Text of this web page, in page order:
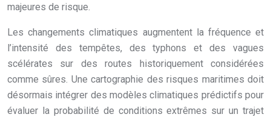
majeures de risque.
Les changements climatiques augmentent la fréquence et
l’intensité des tempêtes, des typhons et des vagues
scélérates sur des routes historiquement considérées
comme sûres. Une cartographie des risques maritimes doit
désormais intégrer des modèles climatiques prédictifs pour
évaluer la probabilité de conditions extrêmes sur un trajet